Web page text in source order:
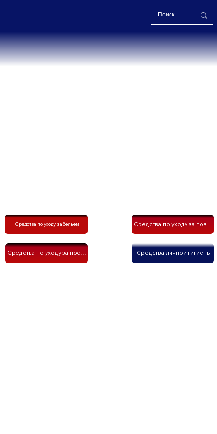
Средства по уходу за бельем
Средства личной гигиены
Средства по уходу за посудой